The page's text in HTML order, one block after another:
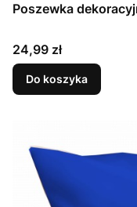
Poszewka
Cena
24,99 zł
Do koszyka